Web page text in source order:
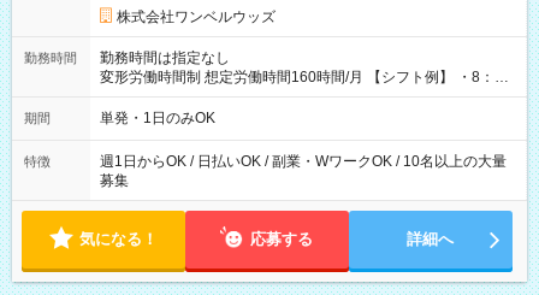
株式会社ワンベルウッズ
勤務時間
勤務時間は指定なし
変形労働時間制 想定労働時間160時間/月 【シフト例】 ・8：00
～21：00
期間 単発・1日のみOK
特徴
週1日からOK / 日払いOK / 副業・WワークOK / 10名以上の大量
募集
気になる！ 応募する 詳細へ